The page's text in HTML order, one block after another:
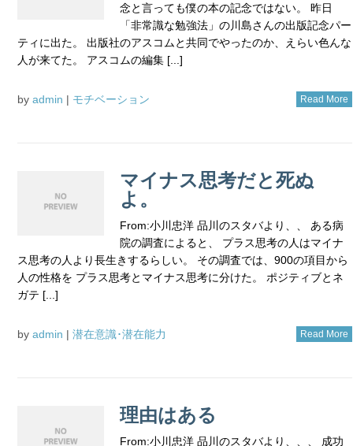
念と言っても僕の本の記念ではない。 昨日
「非常識な勉強法」の川島さんの出版記念パー
ティに出た。 出版社のアスコムと共同でやったのか、えらい色んな
人が来てた。 アスコムの編集 [...]
by admin | モチベーション Read More
マイナス思考だと死ぬ
よ。
From:小川忠洋 品川のスタバより、、 ある病
院の調査によると、 プラス思考の人はマイナ
ス思考の人より長生きするらしい。 その調査では、900の項目から
人の性格を プラス思考とマイナス思考に分けた。 ポジティブとネ
ガテ [...]
by admin | 潜在意識･潜在能力 Read More
理由はある
From:小川忠洋 品川のスタバより、、、 成功